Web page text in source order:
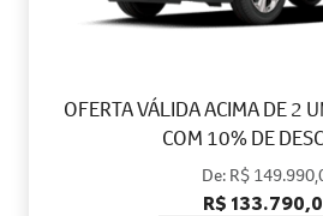
OFERTA VÁLIDA ACIMA DE 2
COM 10% DE
De: R$
R$